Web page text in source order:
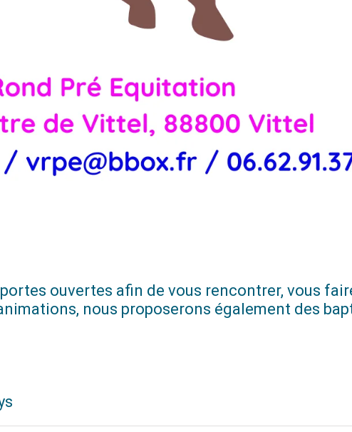
ouvertes afin de vous rencontrer, vous
nous proposerons également des